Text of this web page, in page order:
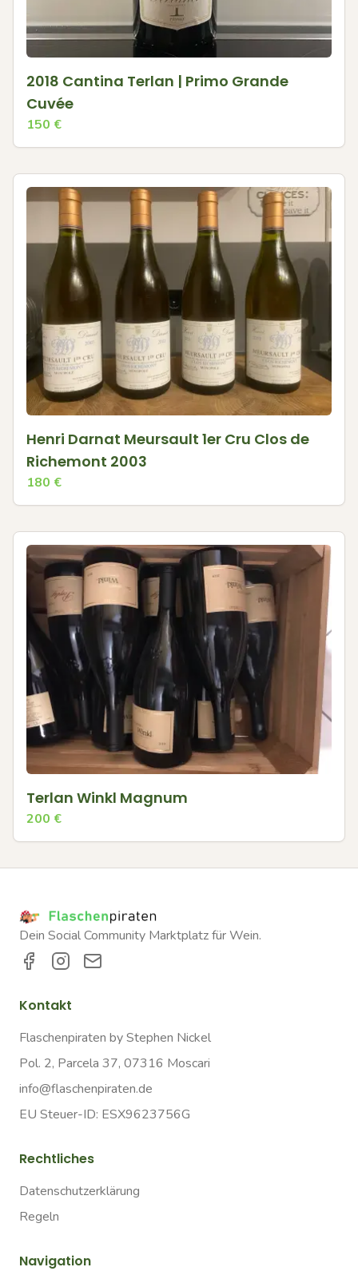
2018 Cantina Terlan | Primo Grande
Cuvée
150 €
Henri Darnat Meursault 1er Cru Clos de
Richemont 2003
180 €
Terlan Winkl Magnum
200 €
Dein Social Community Marktplatz für Wein.
Kontakt
Flaschenpiraten by Stephen Nickel
Pol. 2, Parcela 37, 07316 Moscari
info@flaschenpiraten.de
EU Steuer-ID: ESX9623756G
Rechtliches
Datenschutzerklärung
Regeln
Navigation